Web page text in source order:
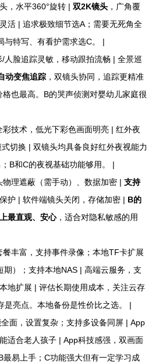
，水平360°旋转 | 双2K镜头 ，广角覆
活 | 追求极致细节选A；需要无死角全
与特写、有看护需求选C。 |
/人脸追踪灵敏，移动跟拍流畅 | 全景巡
动变焦追踪 ，双镜头协同，追踪更精准
也最高。B的哭声侦测对婴幼儿家庭很
技术，低光下彩色画面明亮 | 红外夜
切换 | 双镜头均具备良好红外夜视能力
B和C的夜视基础功能够用。 |
物理遮蔽（需手动）、数据加密 | 支持
护 | 软件端镜头关闭，存储加密 | B的
最直观、安心，适合对隐私敏感的用
餐丰富，支持事件录像；本地TF卡扩展
期）；支持本地NAS | 高端云服务，支
地扩展 | 评估长期使用成本，关注云存
是亮点。本地备份是性价比之选。 |
面，设置复杂；支持多设备同屏 | App
适合老人孩子 | App科技感强，双画面
易上手；C功能强大但有一定学习成